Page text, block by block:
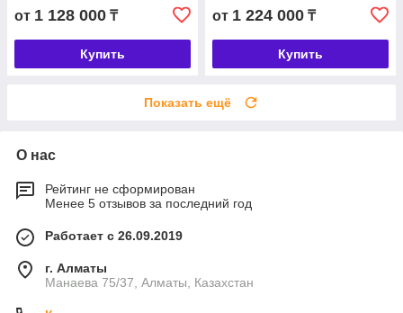
от 1 128 000 ₸
Купить
от 1 224 000 ₸
Купить
Показать ещё
О нас
Рейтинг не сформирован
Менее 5 отзывов за последний год
Работает с 26.09.2019
г. Алматы
Манаева 75/37, Алматы, Казахстан